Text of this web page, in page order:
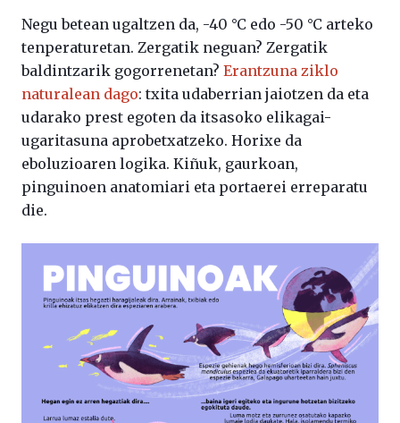
Negu betean ugaltzen da, -40 °C edo -50 °C arteko
tenperaturetan. Zergatik neguan? Zergatik
baldintzarik gogorrenetan? Erantzuna ziklo
naturalean dago: txita udaberrian jaiotzen da eta
udarako prest egoten da itsasoko elikagai-
ugaritasuna aprobetxatzeko. Horixe da
eboluzioaren logika. Kiñuk, gaurkoan,
pinguinoen anatomiari eta portaerei erreparatu
die.